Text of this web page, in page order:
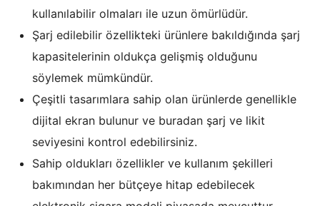
kullanılabilir olmaları ile uzun ömürlüdür.
Şarj edilebilir özellikteki ürünlere bakıldığında şarj
kapasitelerinin oldukça gelişmiş olduğunu
söylemek mümkündür.
Çeşitli tasarımlara sahip olan ürünlerde genellikle
dijital ekran bulunur ve buradan şarj ve likit
seviyesini kontrol edebilirsiniz.
Sahip oldukları özellikler ve kullanım şekilleri
bakımından her bütçeye hitap edebilecek